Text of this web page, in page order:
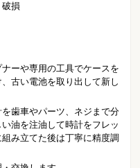
損
ーや専用の工具でケースを
古い電池を取り出して新し
歯車やパーツ、ネジまで分
油を注油して時計をフレッ
み立てた後は丁寧に精度調